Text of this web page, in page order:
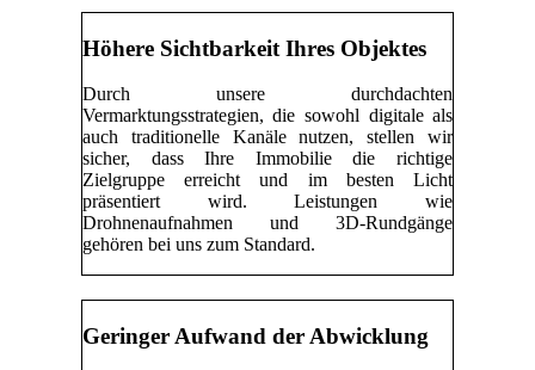
Höhere Sichtbarkeit Ihres Objektes
Durch unsere durchdachten
Vermarktungsstrategien, die sowohl digitale als
auch traditionelle Kanäle nutzen, stellen wir
sicher, dass Ihre Immobilie die richtige
Zielgruppe erreicht und im besten Licht
präsentiert wird. Leistungen wie
Drohnenaufnahmen und 3D-Rundgänge
gehören bei uns zum Standard.
Geringer Aufwand der Abwicklung